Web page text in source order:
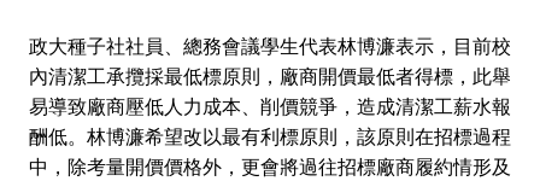
政大種子社社員、總務會議學生代表林博濂表示，目前校
內清潔工承攬採最低標原則，廠商開價最低者得標，此舉
易導致廠商壓低人力成本、削價競爭，造成清潔工薪水報
酬低。林博濂希望改以最有利標原則，該原則在招標過程
中，除考量開價價格外，更會將過往招標廠商履約情形及